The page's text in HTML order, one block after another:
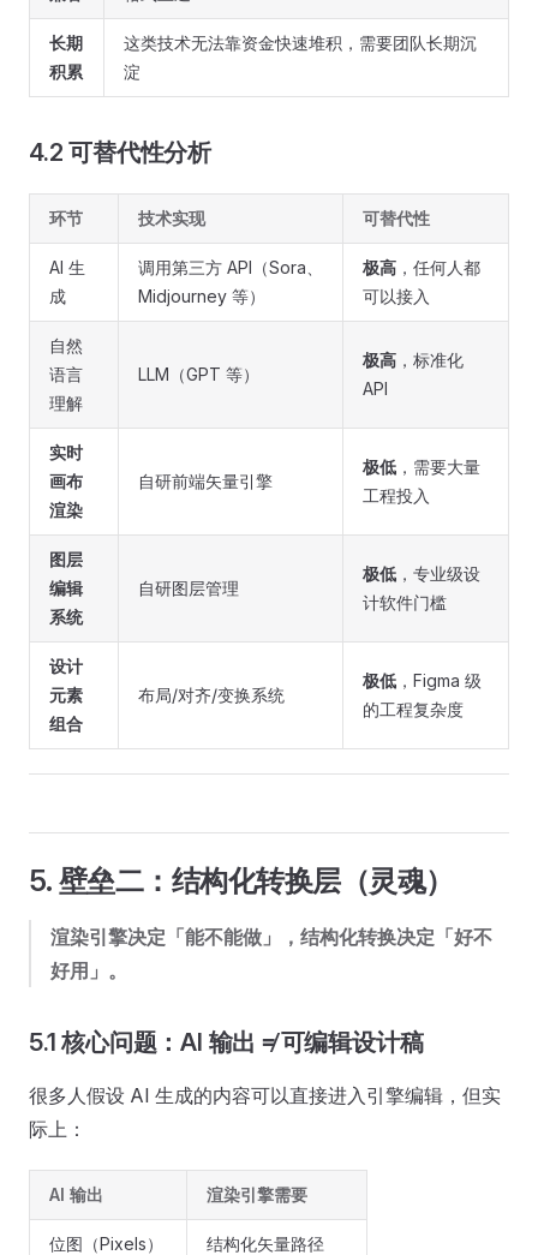
长期
积累
这类技术无法靠资金快速堆积，需要团队长期沉
淀
4.2 可替代性分析
环节 技术实现 可替代性
AI 生
成
调用第三方 API（Sora、
Midjourney 等）
极高 ，任何人都
可以接入
自然
语言
理解
LLM（GPT 等）
极高 ，标准化
API
实时
画布
渲染
自研前端矢量引擎
极低 ，需要大量
工程投入
图层
编辑
系统
自研图层管理
极低 ，专业级设
计软件门槛
设计
元素
组合
布局/对齐/变换系统
极低 ，Figma 级
的工程复杂度
5. 壁垒二：结构化转换层（灵魂）
渲染引擎决定「能不能做」，结构化转换决定「好不
好用」。
5.1 核心问题：AI 输出 ≠ 可编辑设计稿
很多人假设 AI 生成的内容可以直接进入引擎编辑，但实
际上：
AI 输出 渲染引擎需要
位图（Pixels） 结构化矢量路径